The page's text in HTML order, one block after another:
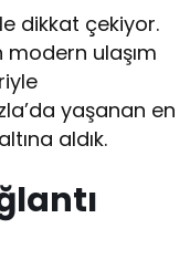
dikkat çekiyor.
ulaşım
yaşanan en
aldık.